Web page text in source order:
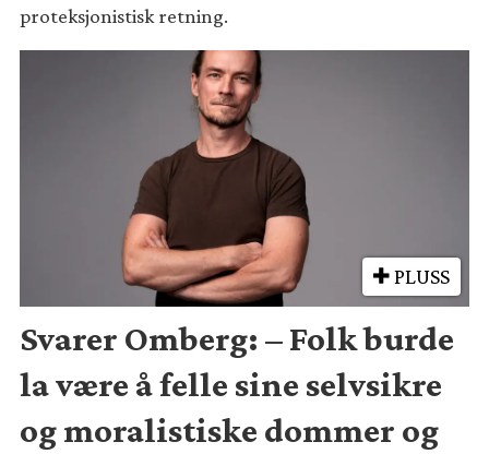
proteksjonistisk retning.
PLUSS
Svarer Omberg: – Folk burde
la være å felle sine selvsikre
og moralistiske dommer og